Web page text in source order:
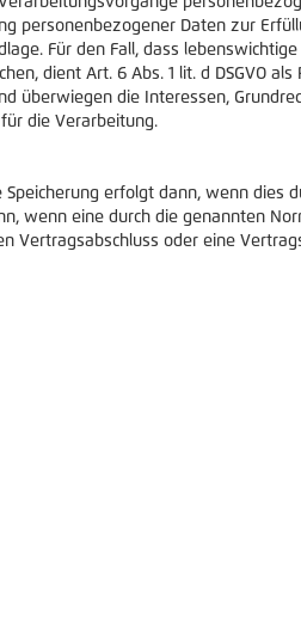
personenbezogener Daten zur
Für den Fall, dass
dient Art. 6 Abs. 1 lit. d DSGVO als
überwiegen die Interessen,
die Verarbeitung.
erfolgt dann, wenn dies
wenn eine durch die genannten
Vertragsabschluss oder eine